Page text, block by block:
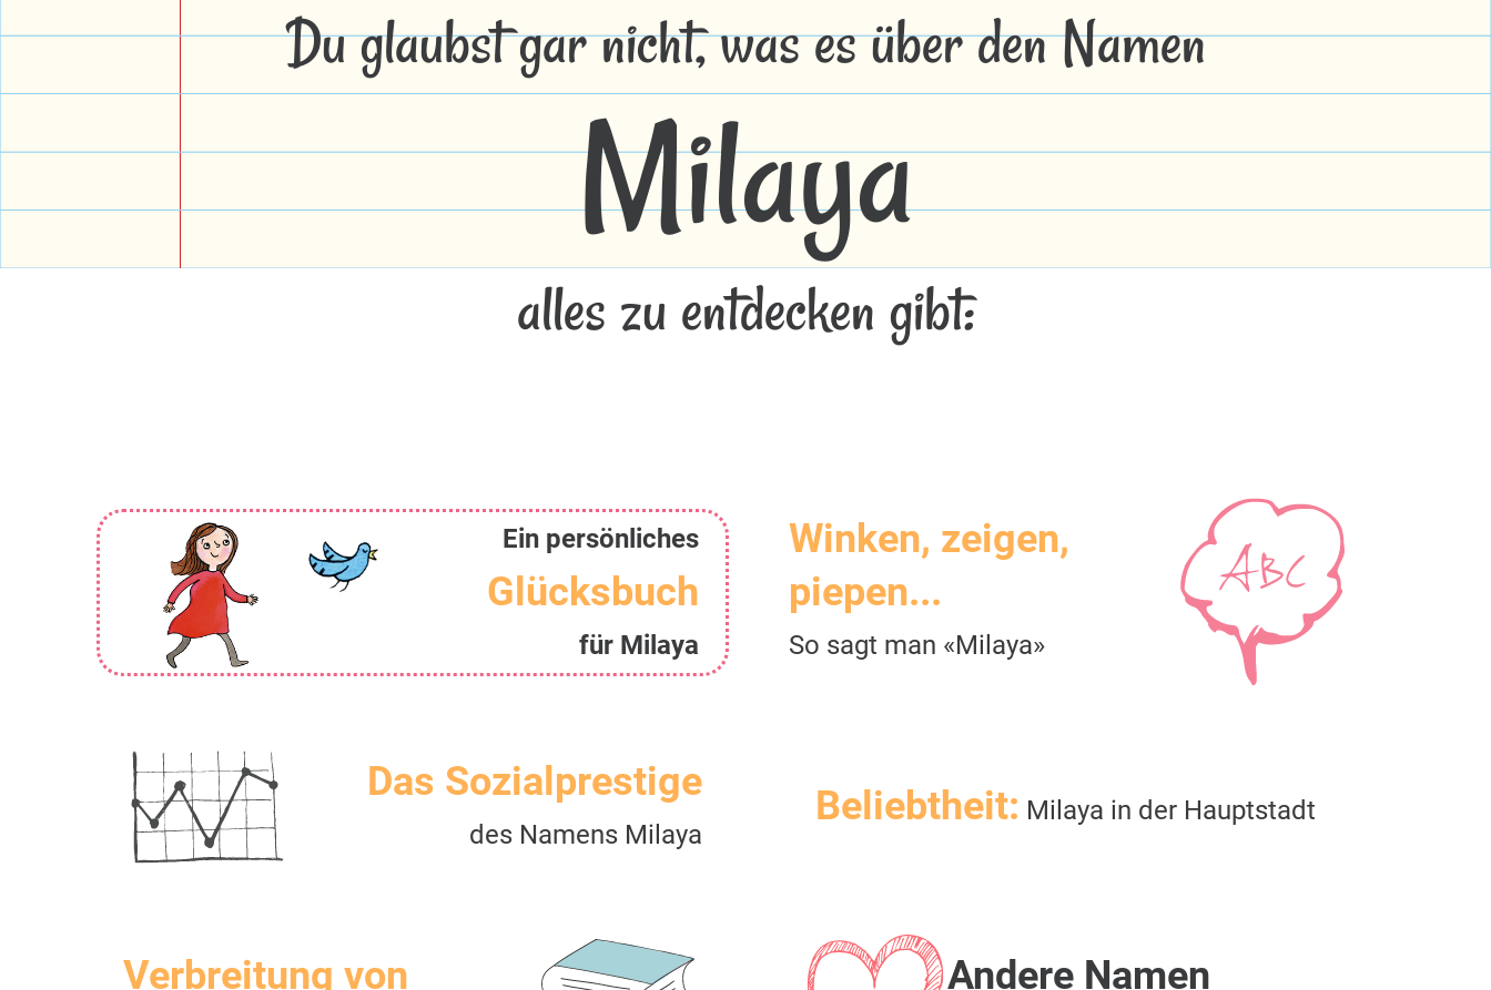
Du glaubst gar nicht, was es über den Namen
Milaya
alles zu entdecken gibt:
Ein persönliches
Glücksbuch
für Milaya
Winken, zeigen,
piepen...
So sagt man «Milaya»
Das Sozialprestige
des Namens Milaya
Beliebtheit: Milaya in der Hauptstadt
Verbreitung von Andere Namen